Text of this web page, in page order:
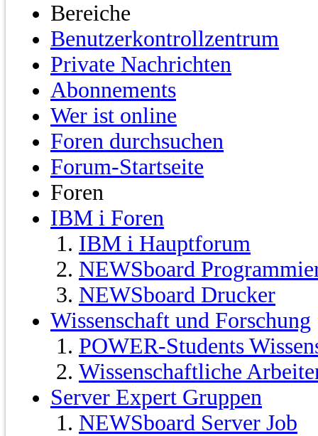
Bereiche
Benutzerkontrollzentrum
Private Nachrichten
Abonnements
Wer ist online
Foren durchsuchen
Forum-Startseite
Foren
IBM i Foren
IBM i Hauptforum
NEWSboard
NEWSboard Drucker
Wissenschaft und Forschung
POWER-Students
Wissenschaftliche
Server Expert Gruppen
NEWSboard Server Job